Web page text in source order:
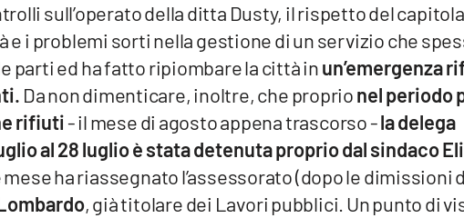
sull’operato della ditta Dusty, il rispetto del
e i problemi sorti nella gestione di un servizio che
parti ed ha fatto ripiombare la città inun’emergenza
Da non dimenticare, inoltre, che proprionel periodo
rifiuti- il mese di agosto appena trascorso -la delega
al 28 luglio è stata detenuta proprio dal sindaco
mese ha riassegnato l’assessorato (dopo le dimissioni
, già titolare dei Lavori pubblici. Un punto di